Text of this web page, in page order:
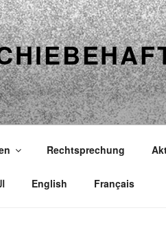
Rechtsprechung
English Français